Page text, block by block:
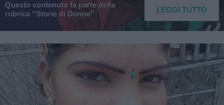
Questo contenuto fa parte della
rubrica “Storie di Donne”
LEGGI TUTTO